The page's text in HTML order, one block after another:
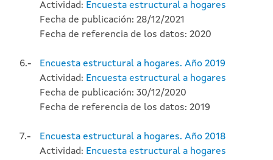
Actividad: Encuesta estructural a hogares
Fecha de publicación: 28/12/2021
Fecha de referencia de los datos: 2020
6.-
Encuesta estructural a hogares. Año 2019
Actividad: Encuesta estructural a hogares
Fecha de publicación: 30/12/2020
Fecha de referencia de los datos: 2019
7.-
Encuesta estructural a hogares. Año 2018
Actividad: Encuesta estructural a hogares